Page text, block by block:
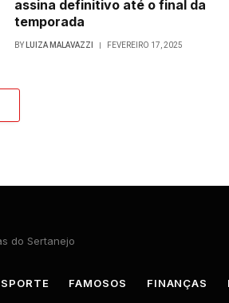
assina definitivo até o final da
temporada
BY LUIZA MALAVAZZI FEVEREIRO 17, 2025
FAMOSOS FINANÇAS